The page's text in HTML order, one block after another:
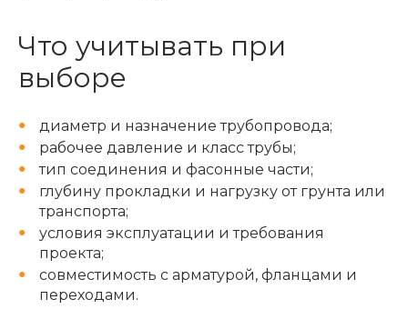
Что учитывать при
выборе
диаметр и назначение трубопровода;
рабочее давление и класс трубы;
тип соединения и фасонные части;
глубину прокладки и нагрузку от грунта или
транспорта;
условия эксплуатации и требования
проекта;
совместимость с арматурой, фланцами и
переходами.